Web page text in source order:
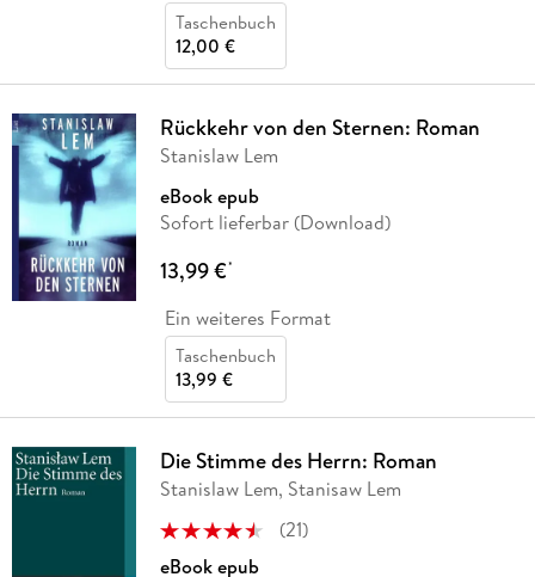
Taschenbuch
12,00 €
Rückkehr von den Sternen: Roman
Stanislaw Lem
eBook epub
Sofort lieferbar (Download)
13,99 €*
Ein weiteres Format
Taschenbuch
13,99 €
Die Stimme des Herrn: Roman
Stanislaw Lem, Stanisaw Lem
(21)
eBook epub